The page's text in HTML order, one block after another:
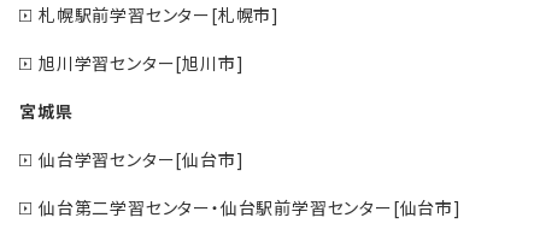
札幌駅前学習センター[札幌市]
旭川学習センター[旭川市]
宮城県
仙台学習センター[仙台市]
仙台第二学習センター・仙台駅前学習センター[仙台市]